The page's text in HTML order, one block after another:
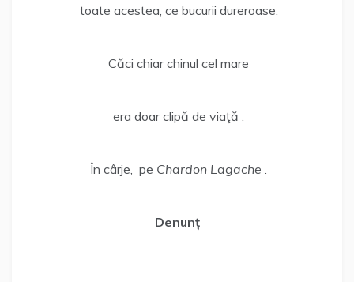
toate acestea, ce bucurii dureroase.
Căci chiar chinul cel mare
era doar clipă de viaţă .
În cârje, pe Chardon Lagache .
Denunț